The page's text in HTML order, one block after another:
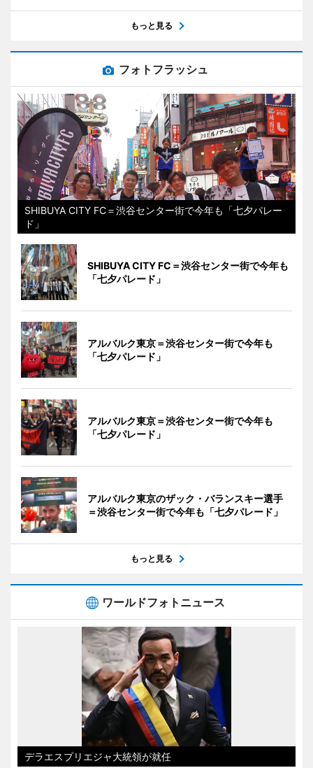
もっと見る
フォトフラッシュ
SHIBUYA CITY FC＝渋谷センター街で今年も「七夕パレー
ド」
SHIBUYA CITY FC＝渋谷センター街で今年も
「七夕パレード」
アルバルク東京＝渋谷センター街で今年も
「七夕パレード」
アルバルク東京＝渋谷センター街で今年も
「七夕パレード」
アルバルク東京のザック・バランスキー選手
＝渋谷センター街で今年も「七夕パレード」
もっと見る
ワールドフォトニュース
デラエスプリエジャ大統領が就任